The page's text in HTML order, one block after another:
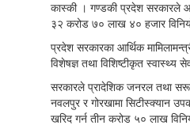
कास्की । गण्डकी प्रदेश सरकारले
३२ करोड ७० लाख ४० हजार
प्रदेश सरकारका आर्थिक
विशेषज्ञ तथा विशिष्टीकृत स्वास्थ्य
सरकारले प्रादेशिक जनरल तथा
नवलपुर र गोरखामा सिटीस्क्यान
खरिद गर्न तीन करोड ५० लाख